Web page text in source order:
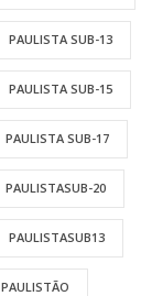
PAULISTA SUB-13
PAULISTA SUB-15
PAULISTA SUB-17
PAULISTASUB-20
PAULISTASUB13
PAULISTÃO